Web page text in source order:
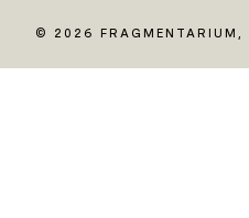
© 2026 FRAGMENTARIUM,